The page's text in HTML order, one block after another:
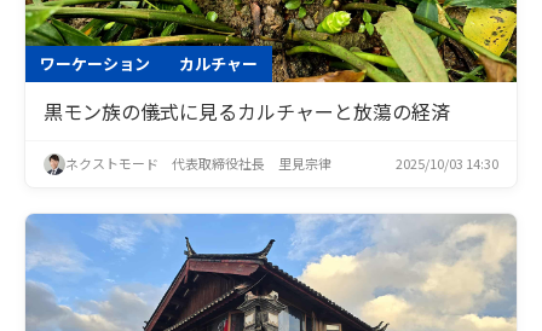
ワーケーション カルチャー
黒モン族の儀式に見るカルチャーと放蕩の経済
ネクストモード 代表取締役社長 里見宗律 2025/10/03 14:30